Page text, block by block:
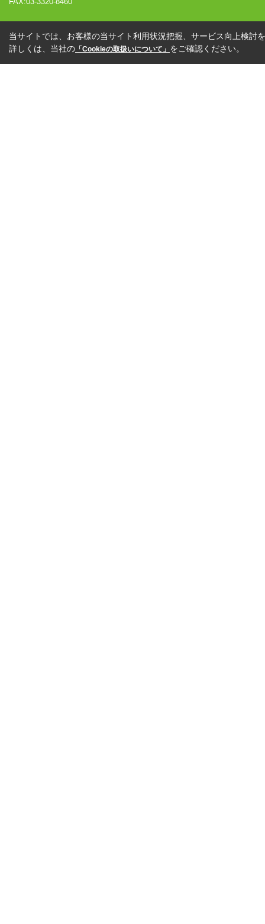
当サイトでは、お客様の当サイト利用状況把握、サービス向上検討
詳しくは、当社の 「Cookieの取扱いについて」 をご確認ください。